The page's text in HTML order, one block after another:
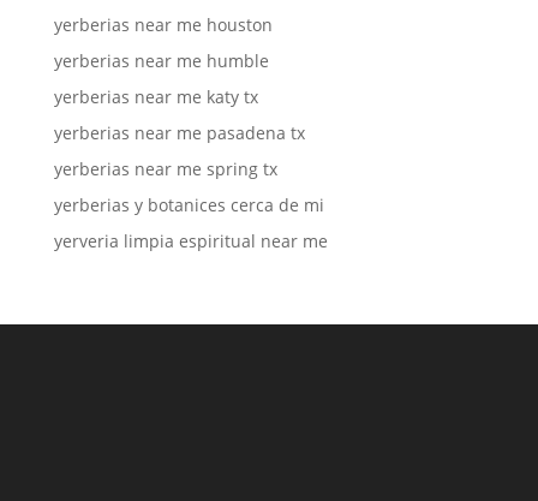
yerberias near me houston
yerberias near me humble
yerberias near me katy tx
yerberias near me pasadena tx
yerberias near me spring tx
yerberias y botanices cerca de mi
yerveria limpia espiritual near me